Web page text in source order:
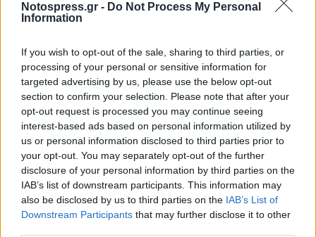
Notospress.gr - Do Not Process My Personal
Information
If you wish to opt-out of the sale, sharing to third parties, or
processing of your personal or sensitive information for
targeted advertising by us, please use the below opt-out
section to confirm your selection. Please note that after your
opt-out request is processed you may continue seeing
interest-based ads based on personal information utilized by
us or personal information disclosed to third parties prior to
your opt-out. You may separately opt-out of the further
disclosure of your personal information by third parties on the
IAB’s list of downstream participants. This information may
also be disclosed by us to third parties on the IAB’s List of
Downstream Participants that may further disclose it to other